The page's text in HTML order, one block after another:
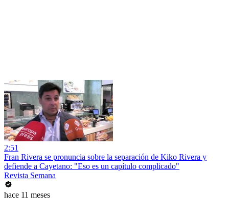
2:51
Fran Rivera se pronuncia sobre la separación de Kiko Rivera y
defiende a Cayetano: "Eso es un capítulo complicado"
Revista Semana
hace 11 meses